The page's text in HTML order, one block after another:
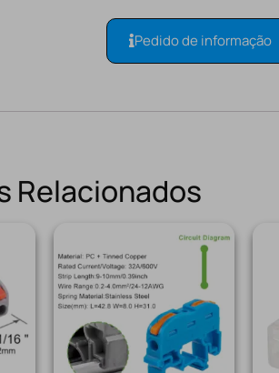
Pedido de informação
Relacionados